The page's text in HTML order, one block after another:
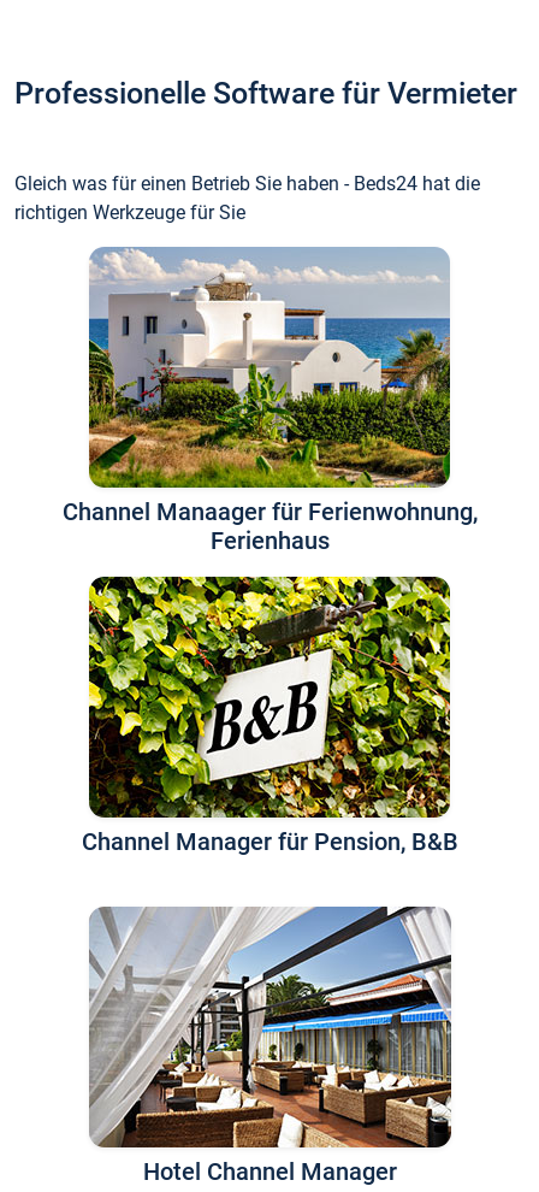
Professionelle Software für Vermieter
Gleich was für einen Betrieb Sie haben - Beds24 hat die
richtigen Werkzeuge für Sie
Channel Manaager für Ferienwohnung,
Ferienhaus
Channel Manager für Pension, B&B
Hotel Channel Manager